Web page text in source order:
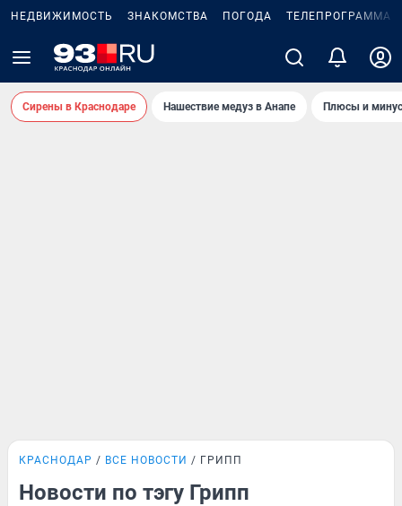
НЕДВИЖИМОСТЬ ЗНАКОМСТВА ПОГОДА ТЕЛЕПРОГРАММА
Сирены в Краснодаре Нашествие медуз в Анапе Плюсы и
КРАСНОДАР ВСЕ НОВОСТИ ГРИПП
Новости по тэгу Грипп